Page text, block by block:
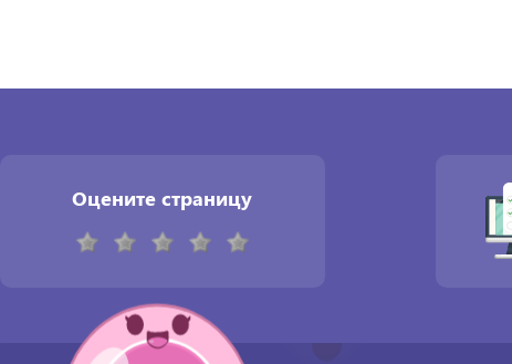
Оцените страницу